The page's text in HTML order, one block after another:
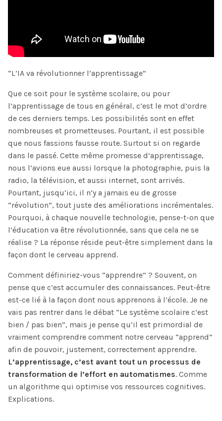
“L’IA va révolutionner l’apprentissage”
Que ce soit pour le système scolaire, ou pour
l’apprentissage de tous en général, c’est le mot d’ordre
de ces derniers temps. Les possibilités sont en effet
nombreuses et prometteuses. Pourtant, il est possible
que nous fassions fausse route. Surtout si on regarde
dans le passé. Cette même promesse d’apprentissage,
nous l’avions eue aussi lorsque la photographie, puis la
radio, la télévision, et aussi internet, sont arrivés.
Pourtant, jusqu’ici, il n’y a jamais eu de grosse
“révolution”, tout juste des améliorations incrémentales.
Pourquoi, à chaque nouvelle technologie, pense-t-on que
l’éducation va être révolutionnée, sans que cela ne se
réalise ? La réponse réside peut-être simplement dans la
façon dont le cerveau apprend.
Comment définiriez-vous “apprendre” ? Souvent, on
pense que c’est accumuler des connaissances. Peut-être
est-ce lié à la façon dont nous apprenons à l’école. Je ne
vais pas rentrer dans le débat “Le système scolaire c’est
bien / pas bien”, mais je pense qu’il est primordial de
vraiment comprendre comment notre cerveau “apprend”
afin de pouvoir, justement, correctement apprendre.
L’apprentissage, c’est avant tout un processus de
transformation de l’effort en automatismes. Comme
un algorithme qui optimise vos ressources cognitives.
Explications.